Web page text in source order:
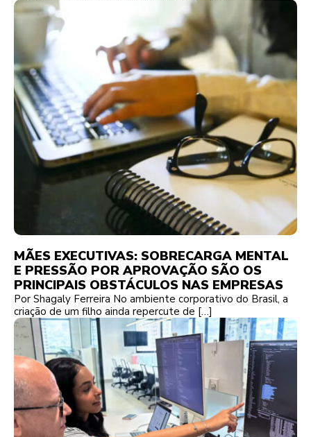
MÃES EXECUTIVAS: SOBRECARGA MENTAL
E PRESSÃO POR APROVAÇÃO SÃO OS
PRINCIPAIS OBSTÁCULOS NAS EMPRESAS
Por Shagaly Ferreira No ambiente corporativo do Brasil, a
criação de um filho ainda repercute de […]